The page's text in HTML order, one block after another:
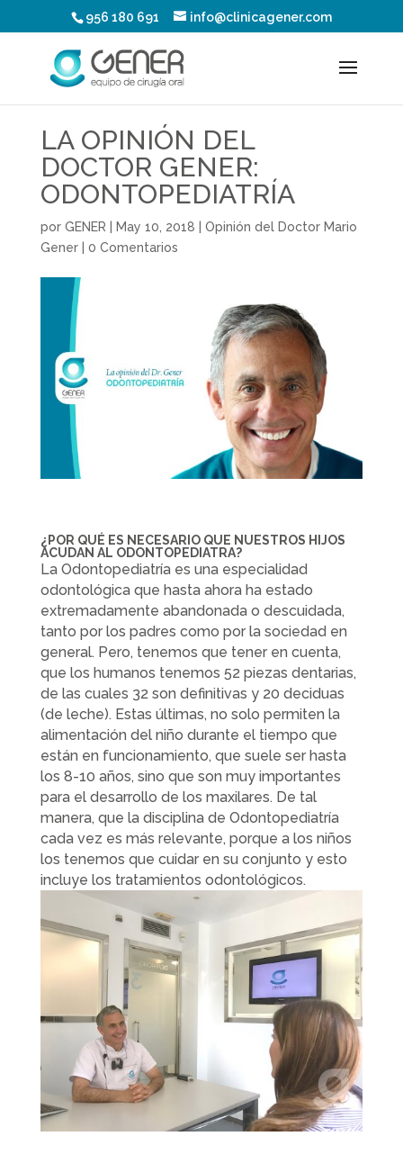
956 180 691 info@clinicagener.com
LA OPINIÓN DEL
DOCTOR GENER:
ODONTOPEDIATRÍA
por GENER May 10, 2018
Opinión del Doctor Mario
Gener| 0 Comentarios
¿POR QUÉ ES NECESARIO QUE NUESTROS HIJOS
ACUDAN AL ODONTOPEDIATRA?
La Odontopediatría es una especialidad
odontológica que hasta ahora ha estado
extremadamente abandonada o descuidada,
tanto por los padres como por la sociedad en
general. Pero, tenemos que tener en cuenta,
que los humanos tenemos 52 piezas dentarias,
de las cuales 32 son definitivas y 20 deciduas
(de leche). Estas últimas, no solo permiten la
alimentación del niño durante el tiempo que
están en funcionamiento, que suele ser hasta
los 8-10 años, sino que son muy importantes
para el desarrollo de los maxilares. De tal
manera, que la disciplina de Odontopediatría
cada vez es más relevante, porque a los niños
los tenemos que cuidar en su conjunto y esto
incluye los tratamientos odontológicos.